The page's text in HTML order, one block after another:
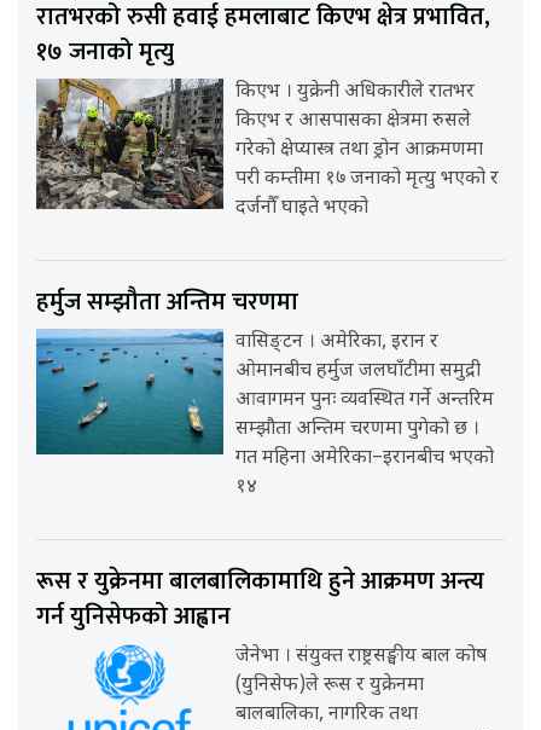
रातभरको रुसी हवाई हमलाबाट किएभ क्षेत्र प्रभावित,
१७ जनाको मृत्यु
किएभ । युक्रेनी अधिकारीले रातभर
किएभ र आसपासका क्षेत्रमा रुसले
गरेको क्षेप्यास्त्र तथा ड्रोन आक्रमणमा
परी कम्तीमा १७ जनाको मृत्यु भएको र
दर्जनौँ घाइते भएको
हर्मुज सम्झौता अन्तिम चरणमा
वासिङ्टन । अमेरिका, इरान र
ओमानबीच हर्मुज जलघाँटीमा समुद्री
आवागमन पुनः व्यवस्थित गर्ने अन्तरिम
सम्झौता अन्तिम चरणमा पुगेको छ ।
गत महिना अमेरिका–इरानबीच भएको
१४
रूस र युक्रेनमा बालबालिकामाथि हुने आक्रमण अन्त्य
गर्न युनिसेफको आह्वान
जेनेभा । संयुक्त राष्ट्रसङ्घीय बाल कोष
(युनिसेफ)ले रूस र युक्रेनमा
बालबालिका, नागरिक तथा